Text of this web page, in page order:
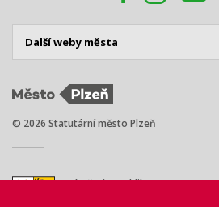
© 2026 Statutární město Plzeň
náměstí Republiky 1